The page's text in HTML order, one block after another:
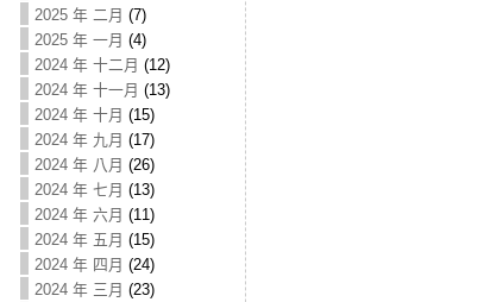
2025 年 二月 (7)
2025 年 一月 (4)
2024 年 十二月 (12)
2024 年 十一月 (13)
2024 年 十月 (15)
2024 年 九月 (17)
2024 年 八月 (26)
2024 年 七月 (13)
2024 年 六月 (11)
2024 年 五月 (15)
2024 年 四月 (24)
2024 年 三月 (23)